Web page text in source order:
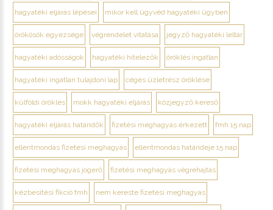
hagyatéki eljárás lépései mikor kell ügyvéd hagyatéki ügyben
örökösök egyezsége végrendelet vitatása jegyző hagyatéki leltár
hagyatéki adósságok hagyatéki hitelezők öröklés ingatlan
hagyatéki ingatlan tulajdoni lap céges üzletrész öröklése
külföldi öröklés mokk hagyatéki eljárás közjegyző kereső
hagyatéki eljárás határidők fizetési meghagyás érkezett fmh 15 nap
ellentmondás fizetési meghagyás ellentmondás határideje 15 nap
fizetési meghagyás jogerő fizetési meghagyás végrehajtás
kézbesítési fikció fmh nem kereste fizetési meghagyás